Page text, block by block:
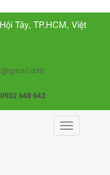
Tây, TP.HCM, Việt
648 642
Toggle
navigation